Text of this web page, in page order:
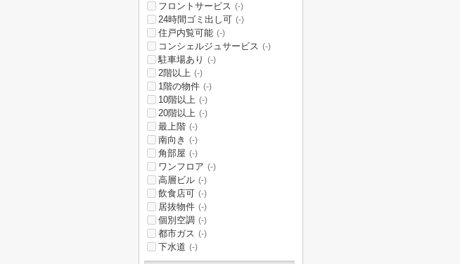
フロントサービス (-)
24時間ゴミ出し可 (-)
住戸内覧可能 (-)
コンシェルジュサービス (-)
駐車場あり (-)
2階以上 (-)
1階の物件 (-)
10階以上 (-)
20階以上 (-)
最上階 (-)
南向き (-)
角部屋 (-)
ワンフロア (-)
高層ビル (-)
飲食店可 (-)
居抜物件 (-)
個別空調 (-)
都市ガス (-)
下水道 (-)